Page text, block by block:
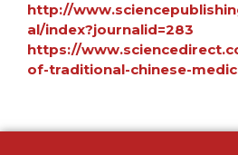
http://
al/index?journalid=283
https://
of-traditional-chinese-